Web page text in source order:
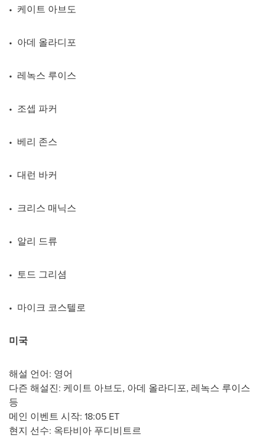
• 케이트 아브도
• 아데 올라디포
• 레녹스 루이스
• 조셉 파커
• 베리 존스
• 대런 바커
• 크리스 매닉스
• 알리 드류
• 토드 그리셤
• 마이크 코스텔로
미국
해설 언어: 영어
다즌 해설진: 케이트 아브도, 아데 올라디포, 레녹스 루이스
등
메인 이벤트 시작: 18:05 ET
현지 선수: 옥타비아 푸디비트르